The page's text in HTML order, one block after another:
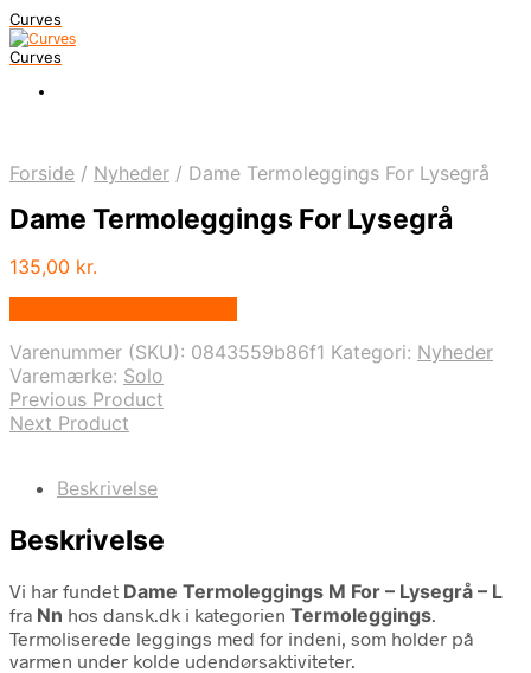
Curves
Curves
Forside / Nyheder / Dame Termoleggings For Lysegrå
Dame Termoleggings For Lysegrå
135,00 kr.
Varenummer (SKU): 0843559b86f1 Kategori: Nyheder
Varemærke: Solo
Previous Product
Next Product
Beskrivelse
Beskrivelse
Vi har fundet Dame Termoleggings M For – Lysegrå – L
fra Nn hos dansk.dk i kategorien Termoleggings.
Termoliserede leggings med for indeni, som holder på
varmen under kolde udendørsaktiviteter.